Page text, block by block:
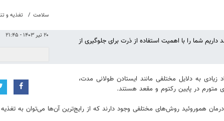
سلامت تغذیه و
۲۰ تیر ۱۴۰۳ - ۲۱:۴۵
شما را با اهمیت استفاده از ذرت برای جلوگیری از
زیادی به دلایل مختلفی مانند ایستادن طولانی مدت،
متورم در پایین رکتوم و مقعد هستند.
هموروئید روش‌های مختلفی وجود دارند که از رایج‌ترین آن‌ها می‌توان به